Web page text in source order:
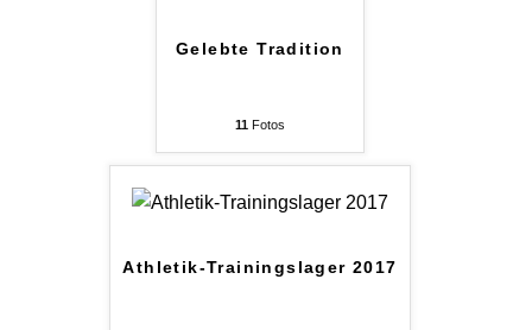
Gelebte Tradition
11 Fotos
Athletik-Trainingslager 2017